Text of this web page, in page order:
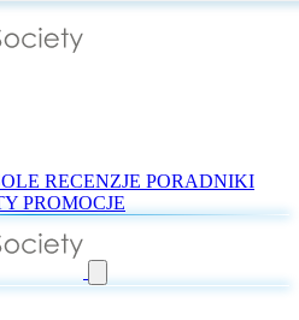
RECENZJE PORADNIKI
PROMOCJE